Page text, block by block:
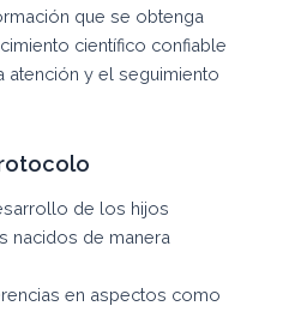
que se obtenga
científico confiable
atención y el seguimiento
de los hijos
nacidos de manera
en aspectos como